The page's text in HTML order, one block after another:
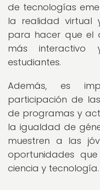
de tecnologías
la realidad virtual
para hacer que el
más
estudiantes.
Además, es
participación de
de programas y
la igualdad de
muestren a las
oportunidades
ciencia y tecnología.